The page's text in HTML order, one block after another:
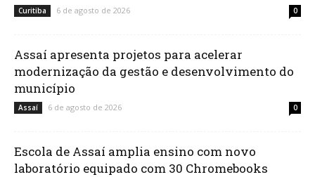
Curitiba 6 de agosto de 2026 0
Assaí apresenta projetos para acelerar
modernização da gestão e desenvolvimento do
município
Assaí 6 de agosto de 2026 0
Escola de Assaí amplia ensino com novo
laboratório equipado com 30 Chromebooks